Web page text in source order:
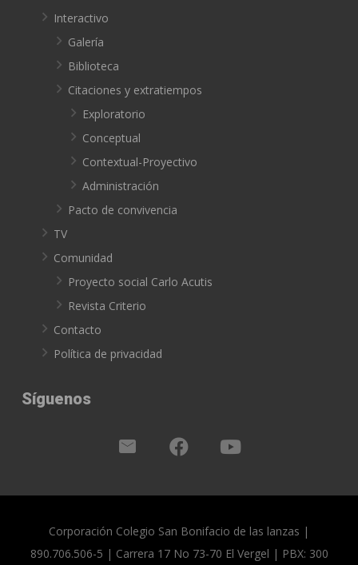
Interactivo
Galería
Biblioteca
Citaciones y extratiempos
Exploratorio
Conceptual
Contextual-Proyectivo
Administración
Pacto de convivencia
TV
Comunidad
Proyecto social Carlo Acutis
Revista Criterio
Contacto
Política de privacidad
Síguenos
Corporación Colegio San Bonifacio de las lanzas |
890.706.506-5 | Carrera 17 No 73-70 El Vergel | PBX: 300